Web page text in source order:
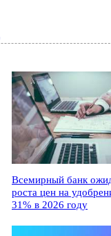
Всемирный банк
роста цен на
31% в 2026 году